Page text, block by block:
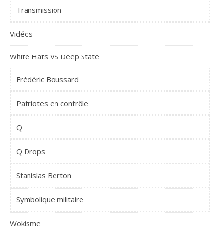
Transmission
Vidéos
White Hats VS Deep State
Frédéric Boussard
Patriotes en contrôle
Q
Q Drops
Stanislas Berton
Symbolique militaire
Wokisme